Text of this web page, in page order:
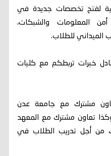
لفتح تخصصات جديدة في
المعلومات والشبكات،
الميداني للطلاب.
خبرات تربطكم مع كليات
مشترك مع جامعة عدن
وكذا تعاون مشترك مع المعهد
من أجل تدريب الطلاب في